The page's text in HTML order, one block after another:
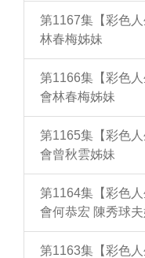
第1167集【彩色
林春梅姊妹
第1166集【彩色
會林春梅姊妹
第1165集【彩色
會曾秋雲姊妹
第1164集【彩色
會何恭宏 陳秀球
第1163集【彩色